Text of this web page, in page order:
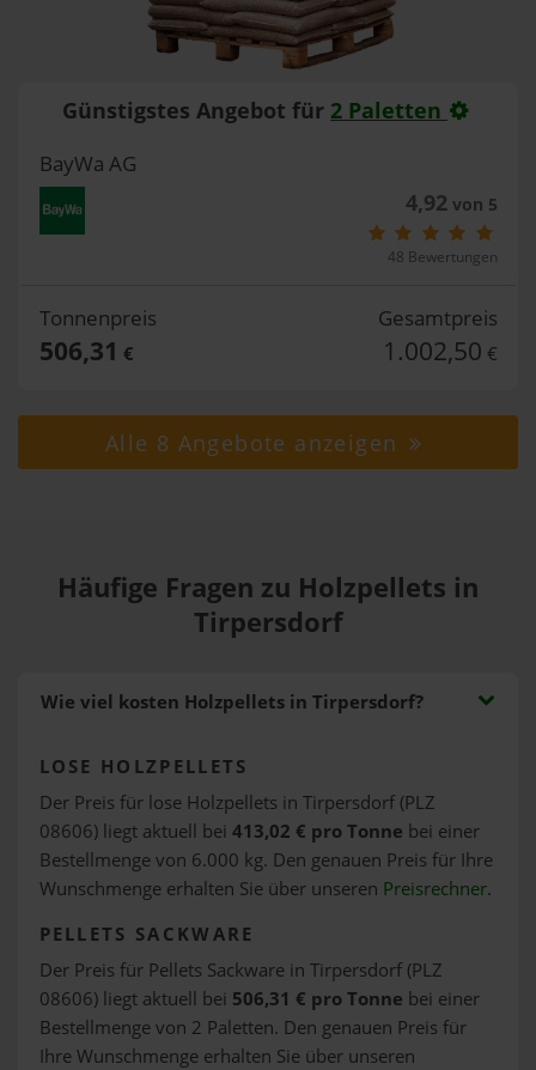
Günstigstes Angebot für 2 Paletten
BayWa AG
4,92von 5
48 Bewertungen
Tonnenpreis
506,31 €
Gesamtpreis
1.002,50 €
Alle 8 Angebote anzeigen
Häufige Fragen zu Holzpellets in
Tirpersdorf
Wie viel kosten Holzpellets in Tirpersdorf?
LOSE HOLZPELLETS
Der Preis für lose Holzpellets in Tirpersdorf (PLZ
08606) liegt aktuell bei 413,02 € pro Tonne bei einer
Bestellmenge von 6.000 kg. Den genauen Preis für Ihre
Wunschmenge erhalten Sie über unseren Preisrechner.
PELLETS SACKWARE
Der Preis für Pellets Sackware in Tirpersdorf (PLZ
08606) liegt aktuell bei 506,31 € pro Tonne bei einer
Bestellmenge von 2 Paletten. Den genauen Preis für
Ihre Wunschmenge erhalten Sie über unseren